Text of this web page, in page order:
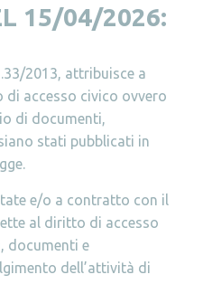
15/04/2026:
2013, attribuisce a
accesso civico ovvero
di documenti,
stati pubblicati in
e/o a contratto con il
al diritto di accesso
documenti e
dell’attività di